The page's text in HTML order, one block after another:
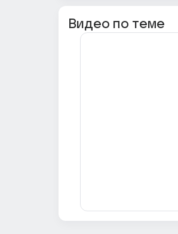
Видео по теме